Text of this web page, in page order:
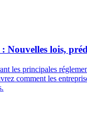
Nouvelles lois,
les principales
comment les